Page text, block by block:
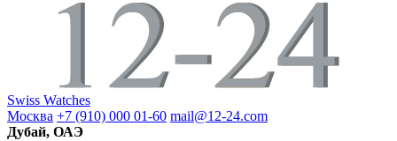
Swiss Watches
Москва +7 (910) 000 01-60 mail@12-24.com
Дубай, ОАЭ